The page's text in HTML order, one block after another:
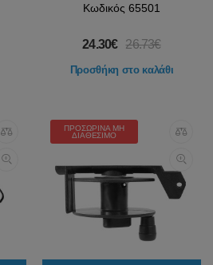
Κωδικός 65501
24.30€ 26.73€
Προσθήκη στο καλάθι
ΠΡΟΣΩΡΙΝΆ ΜΗ
ΔΙΑΘΈΣΙΜΟ